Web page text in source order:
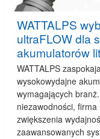
WATTALPS
ultraFLOW dla
akumulatorów
WATTALPS
wysokowydajne
wymagających
niezawodności, firma
zwiększenia
zaawansowanych